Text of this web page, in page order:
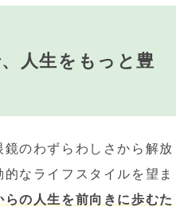
人生をもっと豊
のわずらわしさから解放
なライフスタイルを望ま
らの人生を前向きに歩むた